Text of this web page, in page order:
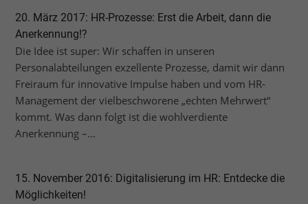
20. März 2017: HR-Prozesse: Erst die Arbeit, dann die
Anerkennung!?
Die Idee ist super: Wir schaffen in unseren
Personalabteilungen exzellente Prozesse, damit wir dann
Freiraum für innovative Impulse haben und vom HR-
Management der vielbeschworene „echten Mehrwert“
kommt. Was dann folgt ist die wohlverdiente
Anerkennung –...
15. November 2016: Digitalisierung im HR: Entdecke die
Möglichkeiten!